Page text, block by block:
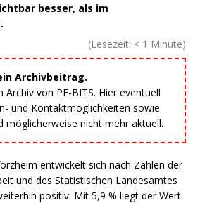
besser, als im
(Lesezeit: < 1 Minute)
Archivbeitrag.
von PF-BITS. Hier eventuell
und Kontaktmöglichkeiten sowie
möglicherweise nicht mehr aktuell.
entwickelt sich nach Zahlen der
und des Statistischen Landesamtes
positiv. Mit 5,9 % liegt der Wert